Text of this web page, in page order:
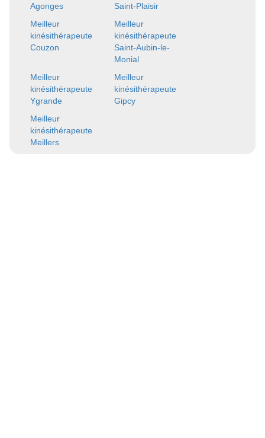
Agonges
Saint-Plaisir
Meilleur
kinésithérapeute
Couzon
Meilleur
kinésithérapeute
Saint-Aubin-le-
Monial
Meilleur
kinésithérapeute
Ygrande
Meilleur
kinésithérapeute
Gipcy
Meilleur
kinésithérapeute
Meillers